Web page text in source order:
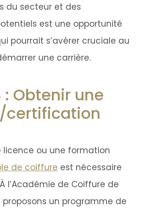
du secteur et des
est une opportunité
pourrait s’avérer cruciale au
une carrière.
: Obtenir une
certification
licence ou une formation
de coiffure est nécessaire
l’Académie de Coiffure de
proposons un programme de